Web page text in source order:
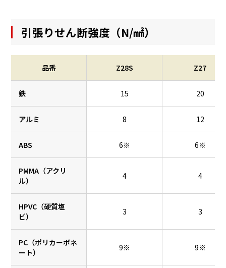
引張りせん断強度（N/㎟）
品番 Z28S Z27
鉄 15 20
アルミ 8 12
ABS 6※ 6※
PMMA（アクリ
ル）
4 4
HPVC（硬質塩
ビ）
3 3
PC（ポリカーボネ
ート）
9※ 9※